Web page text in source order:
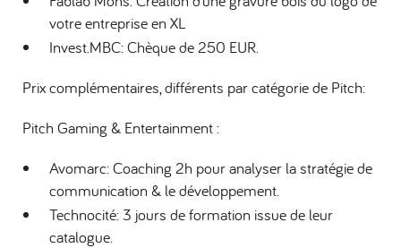
votre entreprise en XL
Invest.MBC: Chèque de 250 EUR.
Prix complémentaires, différents par catégorie de Pitch:
Pitch Gaming & Entertainment :
Avomarc: Coaching 2h pour analyser la stratégie de
communication & le développement.
Technocité: 3 jours de formation issue de leur
catalogue.